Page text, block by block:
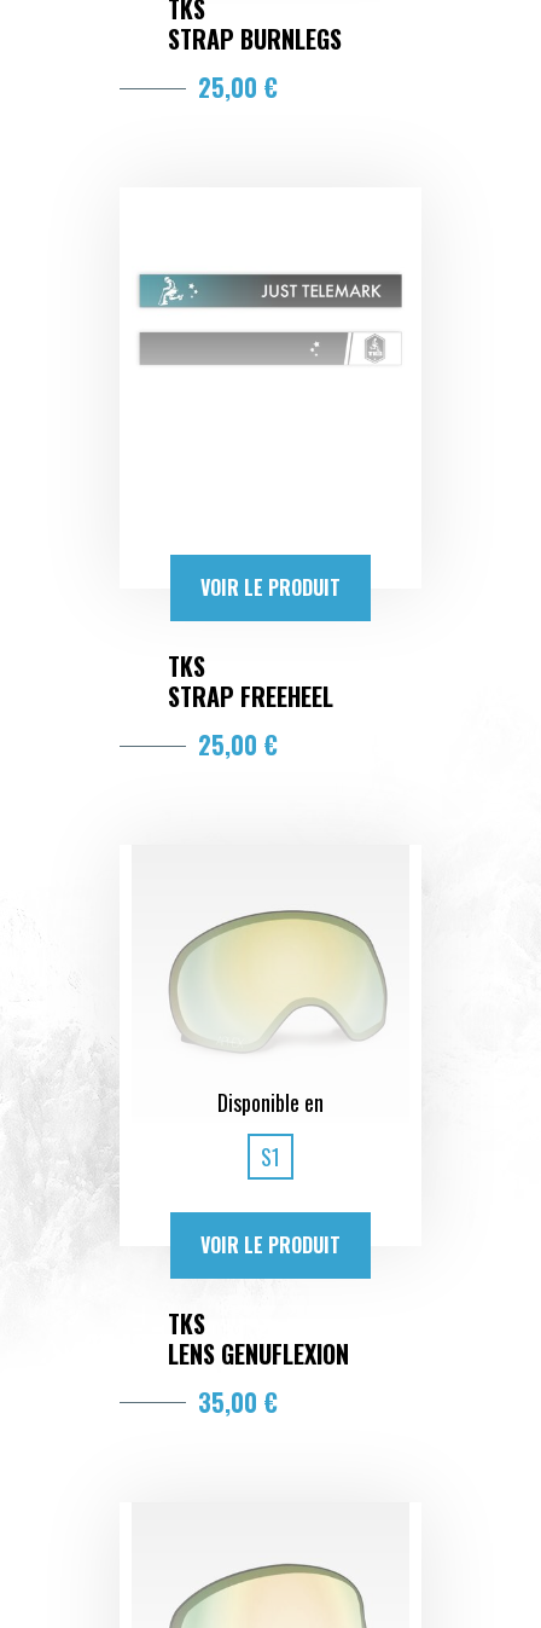
TKS
STRAP BURNLEGS
25,00 €
VOIR LE PRODUIT
TKS
STRAP FREEHEEL
25,00 €
Disponible en
S1
VOIR LE PRODUIT
TKS
LENS GENUFLEXION
35,00 €